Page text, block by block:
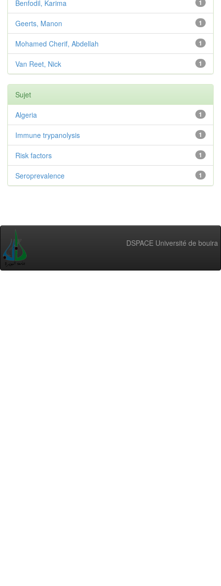
1
Benfodil, Karima
1
Geerts, Manon
1
Mohamed Cherif, Abdellah
1
Van Reet, Nick
Sujet
1
Algeria
1
Immune trypanolysis
1
Risk factors
1
Seroprevalence
DSPACE Université de bouira